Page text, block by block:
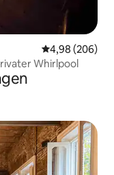
4,98 (206)
Whirlpool